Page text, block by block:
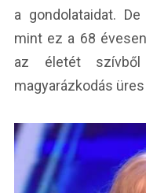
a gondolataidat.
mint ez a 68
az életét
magyarázkodás